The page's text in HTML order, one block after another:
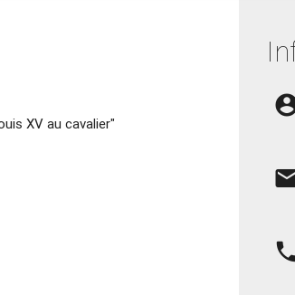
XV au cavalier"